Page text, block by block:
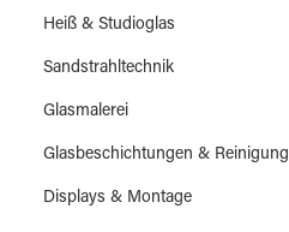
Heiß & Studioglas
Sandstrahltechnik
Glasmalerei
Glasbeschichtungen & Reinigung
Displays & Montage